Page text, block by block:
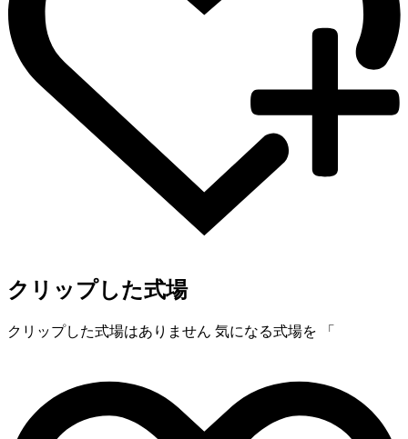
クリップした式場
クリップした式場はありません 気になる式場を 「